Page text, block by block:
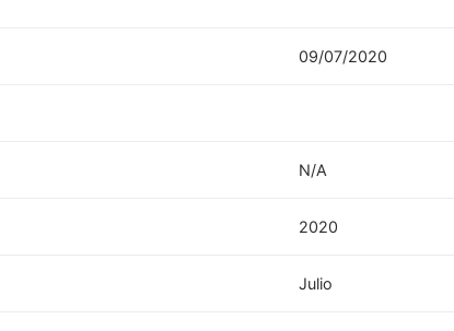
09/07/2020
N/A
2020
Julio